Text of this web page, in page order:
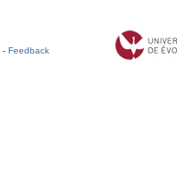
- Feedback